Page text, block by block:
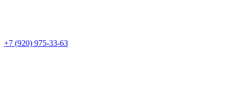
+7 (920) 975-33-63